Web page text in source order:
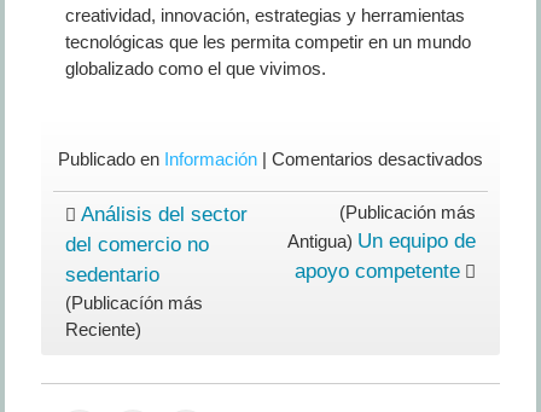
creatividad, innovación, estrategias y herramientas
tecnológicas que les permita competir en un mundo
globalizado como el que vivimos.
Publicado en Información| Comentarios desactivadosen
Análisis del sector
del comercio no
sedentario
(Publicacíón más
Reciente)
(Publicación más
Antigua) Un equipo de
apoyo competente